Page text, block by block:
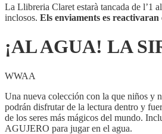
La Llibreria Claret estarà tancada de l’1
inclosos. Els enviaments es reactivaran
¡AL AGUA! LA
WWAA
Una nueva colección con la que niños y
podrán disfrutar de la lectura dentro y
de los seres más mágicos del mundo.
AGUJERO para jugar en el agua.